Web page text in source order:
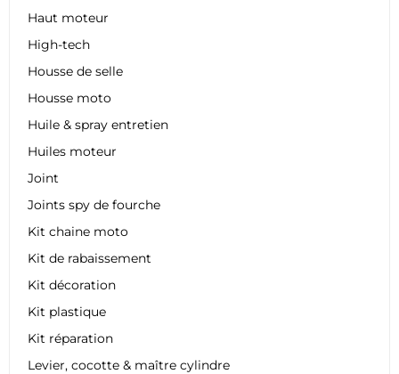
Haut moteur
High-tech
Housse de selle
Housse moto
Huile & spray entretien
Huiles moteur
Joint
Joints spy de fourche
Kit chaine moto
Kit de rabaissement
Kit décoration
Kit plastique
Kit réparation
Levier, cocotte & maître cylindre